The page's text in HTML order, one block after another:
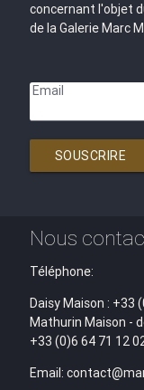
concernant l'objet
de la Galerie Marc
Email
SOUSCRIRE
Nous
Téléphone:
Daisy Maison : +33
Mathurin Maison -
+33 (0)6 64 71 12
Email: